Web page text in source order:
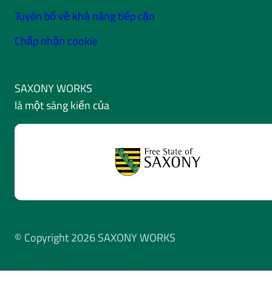
Tuyên bố về khả năng tiếp cận
Chấp nhận cookie
SAXONY WORKS
là một sáng kiến của
© Copyright 2026 SAXONY WORKS